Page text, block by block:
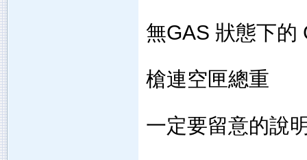
無GAS 狀態下的
槍連空匣總重
一定要留意的說